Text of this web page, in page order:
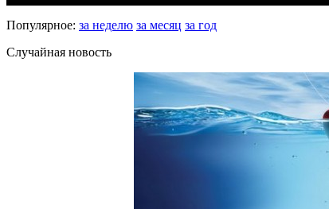
Популярное: за неделю за месяц за год
Случайная новость